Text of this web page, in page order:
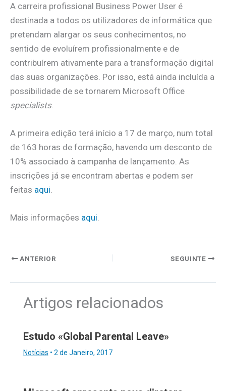
A carreira profissional Business Power User é
destinada a todos os utilizadores de informática que
pretendam alargar os seus conhecimentos, no
sentido de evoluírem profissionalmente e de
contribuírem ativamente para a transformação digital
das suas organizações. Por isso, está ainda incluída a
possibilidade de se tornarem Microsoft Office
specialists.
A primeira edição terá início a 17 de março, num total
de 163 horas de formação, havendo um desconto de
10% associado à campanha de lançamento. As
inscrições já se encontram abertas e podem ser
feitas aqui
Mais informações aqui.
ANTERIOR SEGUINTE
Artigos relacionados
Estudo «Global Parental Leave»
Notícias • 2 de Janeiro, 2017